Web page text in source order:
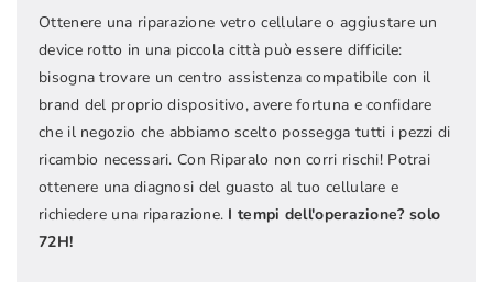
Ottenere una riparazione vetro cellulare o aggiustare un
device rotto in una piccola città può essere difficile:
bisogna trovare un centro assistenza compatibile con il
brand del proprio dispositivo, avere fortuna e confidare
che il negozio che abbiamo scelto possegga tutti i pezzi di
ricambio necessari. Con Riparalo non corri rischi! Potrai
ottenere una diagnosi del guasto al tuo cellulare e
richiedere una riparazione. I tempi dell'operazione? solo
72H!